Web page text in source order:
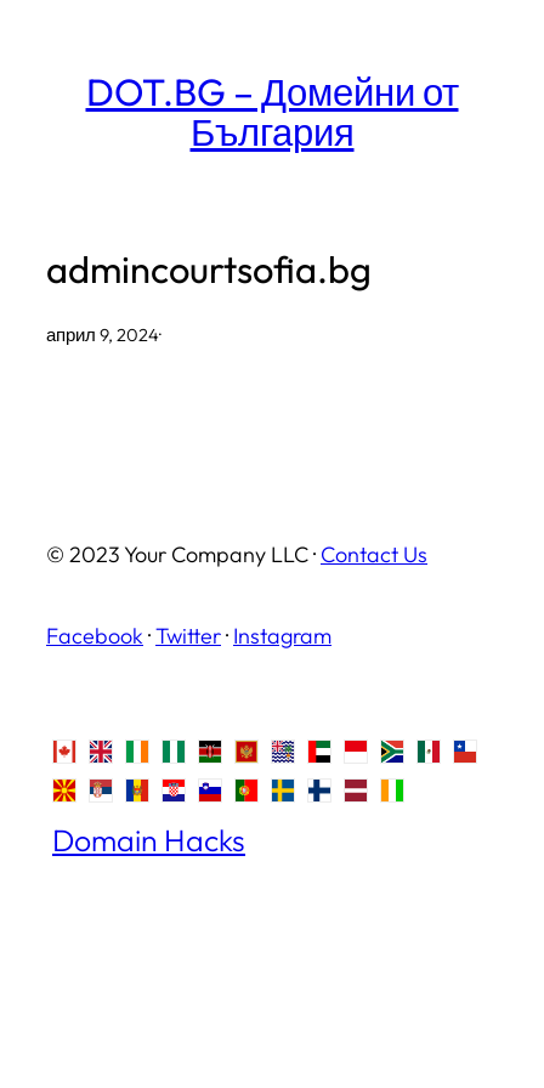
DOT.BG – Домейни от
България
admincourtsofia.bg
април 9, 2024·
© 2023 Your Company LLC · Contact Us
Facebook ·Twitter· Instagram
Domain Hacks